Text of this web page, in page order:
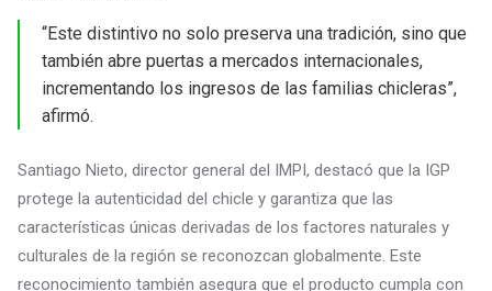
“Este distintivo no solo preserva una tradición, sino que
también abre puertas a mercados internacionales,
incrementando los ingresos de las familias chicleras”,
afirmó.
Santiago Nieto, director general del IMPI, destacó que la IGP
protege la autenticidad del chicle y garantiza que las
características únicas derivadas de los factores naturales y
culturales de la región se reconozcan globalmente. Este
reconocimiento también asegura que el producto cumpla con